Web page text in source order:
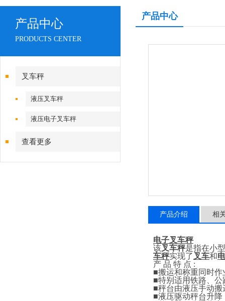
产品中心
PRODUCTS CENTER
叉车秤
液压叉车秤
液压电子叉车秤
查看更多
产品中心
产品介绍 相
电子叉车秤
该叉车秤是指在小
车秤实现了 叉车和
产 品 特 点 :
■搬运和称重同时作
■特别适用铁路、
■秤台由液压手动搬
■液压驱动秤台升